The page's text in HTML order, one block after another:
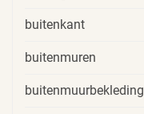
buitenkant
buitenmuren
buitenmuurbekleding